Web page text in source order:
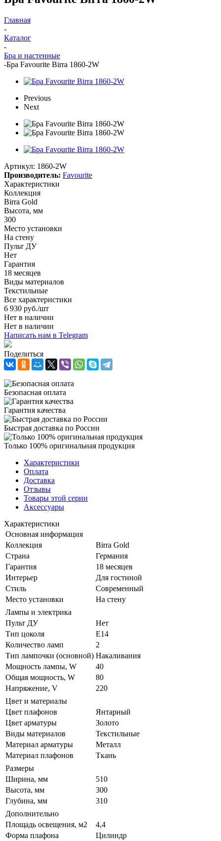
Главная
-
Каталог
-
Бра и настенные
-Бра Favourite Birra 1860-2W
Previous
Next
Артикул: 1860-2W
Производитель: Favourite
Характеристики
Коллекция
Birra Gold
Высота, мм
300
Место установки
На стену
Пульт ДУ
Нет
Гарантия
18 месяцев
Виды материалов
Текстильные
Все характеристики
6 930 руб./шт
Нет в наличии
Нет в наличии
Написать нам в Telegram
Поделиться
Безопасная оплата
Гарантия качества
Быстрая доставка по России
Только 100% оригинальная продукция
Характеристики
Оплата
Доставка
Отзывы
Товары этой серии
Аксессуары
Характеристики
Основная информация
Коллекция
Birra Gold
Страна
Германия
Гарантия
18 месяцев
Интерьер
Для гостиной
Стиль
Современный
Место установки
На стену
Лампы и электрика
Пульт ДУ
Нет
Тип цоколя
E14
Количество ламп
2
Тип лампочки (основной) Накаливания
Мощность лампы, W
40
Общая мощность, W
80
Напряжение, V
220
Цвет и материалы
Цвет плафонов
Янтарный
Цвет арматуры
Золото
Виды материалов
Текстильные
Материал арматуры
Металл
Материал плафонов
Ткань
Размеры
Ширина, мм
510
Высота, мм
300
Глубина, мм
310
Дополнительно
Площадь освещения, м2
4,4
Форма плафона
Цилиндр